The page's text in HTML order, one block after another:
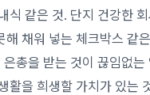
식 같은 것. 단지 건강한
해 채워 넣는 체크박스 같
총을 받는 것이 끊임없는
활을 희생할 가치가 있는